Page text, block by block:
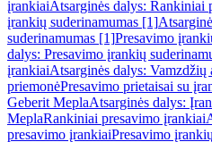
įrankiaiAtsarginės dalys: Rankiniai
įrankių suderinamumas [1]
suderinamumas [1]Presavimo
dalys: Presavimo įrankių
įrankiaiAtsarginės dalys:
priemonėPresavimo prietaisai su
Geberit MeplaAtsarginės dalys:
MeplaRankiniai presavimo įrankiai
presavimo įrankiaiPresavimo